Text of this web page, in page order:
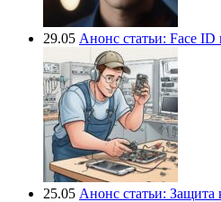
29.05 Анонс статьи: Face ID
25.05 Анонс статьи: Защита